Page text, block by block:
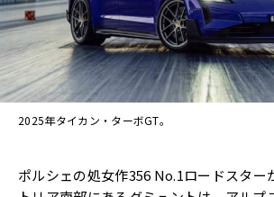
2025年タイカン・ターボGT。
ポルシェの処女作356 No.1ロードスター